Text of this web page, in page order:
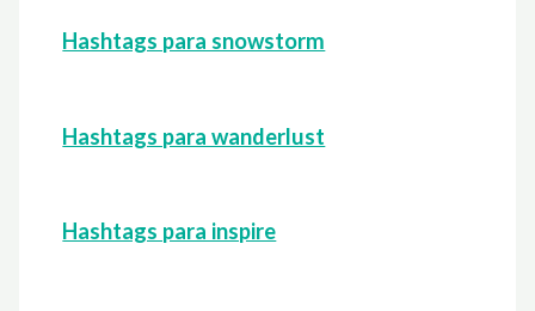
Hashtags para snowstorm
Hashtags para wanderlust
Hashtags para inspire